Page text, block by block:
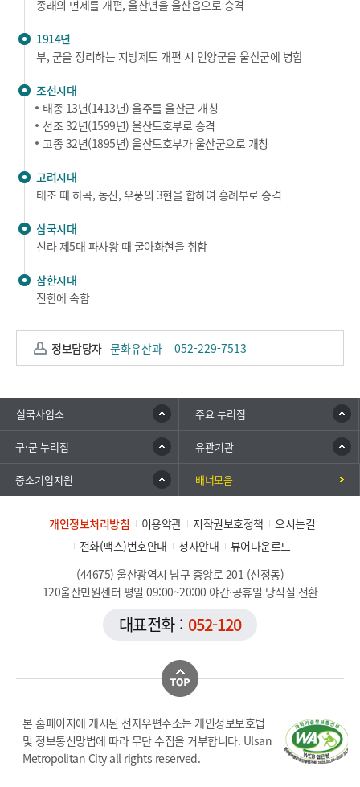
종래의 면제를 개편, 울산면을 울산읍으로 승격
1914년
부, 군을 정리하는 지방제도 개편 시 언양군을 울산군에 병합
조선시대
태종 13년(1413년) 울주를 울산군 개칭
선조 32년(1599년) 울산도호부로 승격
고종 32년(1895년) 울산도호부가 울산군으로 개칭
고려시대
태조 때 하곡, 동진, 우풍의 3현을 합하여 흥례부로 승격
삼국시대
신라 제5대 파사왕 때 굴아화현을 취함
삼한시대
진한에 속함
정보담당자 문화유산과 052-229-7513
실국사업소 주요 누리집
구·군 누리집 유관기관
중소기업지원 배너모음
개인정보처리방침 이용약관 저작권보호정책
오시는길
전화(팩스)번호안내
청사안내
뷰어다운로드
(44675) 울산광역시 남구 중앙로 201 (신정동)
120울산민원센터 평일 09:00~20:00 야간·공휴일 당직실 전환
대표전화 : 052-120
본 홈페이지에 게시된 전자우편주소는 개인정보보호법
및 정보통신망법에 따라 무단 수집을 거부합니다. Ulsan
Metropolitan City all rights reserved.